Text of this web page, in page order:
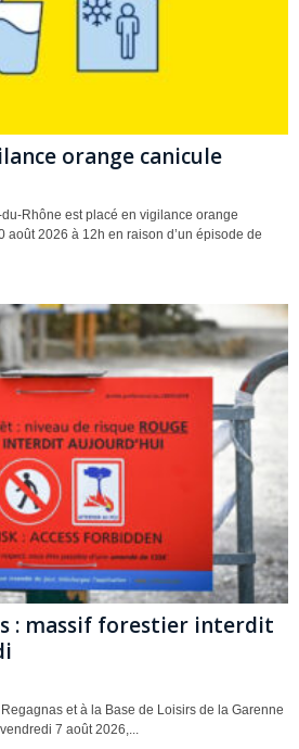
orange canicule
Rhône est placé en vigilance orange
août 2026 à 12h en raison d’un épisode de
: massif forestier interdit
et à la Base de Loisirs de la Garenne
7 août 2026,...